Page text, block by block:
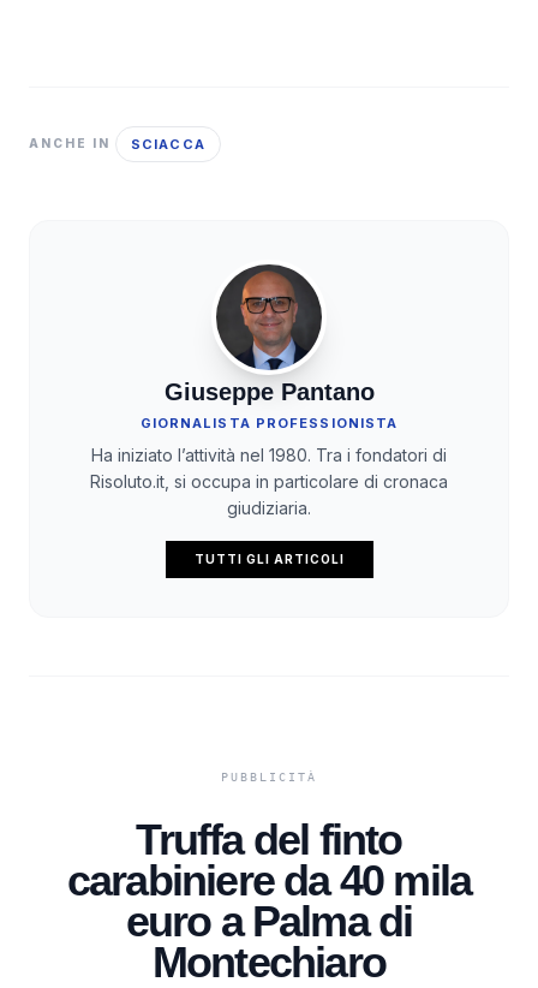
ANCHE IN SCIACCA
Giuseppe Pantano
GIORNALISTA PROFESSIONISTA
Ha iniziato l’attività nel 1980. Tra i fondatori di
Risoluto.it, si occupa in particolare di cronaca
giudiziaria.
TUTTI GLI ARTICOLI
Truffa del finto
carabiniere da 40 mila
euro a Palma di
Montechiaro